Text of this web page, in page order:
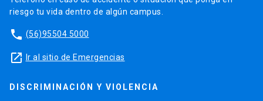
riesgo tu vida dentro de algún campus.
phone (56)95504 5000
launch Ir al sitio de Emergencias
DISCRIMINACIÓN Y VIOLENCIA